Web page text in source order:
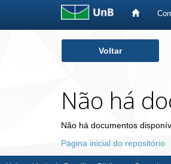
Voltar
Não há
Não há documentos
Página inicial do repositório